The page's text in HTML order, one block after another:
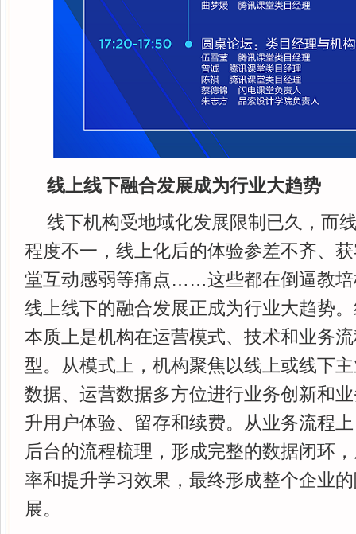
线上线下融合发展成为行业大趋势
线下机构受地域化发展限制已久，而
程度不一，线上化后的体验参差不齐、
堂互动感弱等痛点……这些都在倒逼教培
线上线下的融合发展正成为行业大趋势
本质上是机构在运营模式、技术和业务
型。从模式上，机构聚焦以线上或线下
数据、运营数据多方位进行业务创新和
升用户体验、留存和续费。从业务流程
后台的流程梳理，形成完整的数据闭环
率和提升学习效果，最终形成整个企业
展。